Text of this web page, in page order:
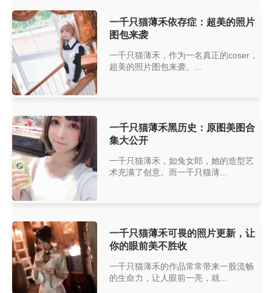
一千只猫薄禾依存症：超美的照片
图包来袭
一千只猫薄禾，作为一名真正的coser，
超美的照片图包来袭。...
一千只猫薄禾黑历史：原图美图合
集大公开
一千只猫薄禾，如兔女郎，她的造型艺
术充满了创意。而一千只猫薄...
一千只猫薄禾可畏的照片更新，让
你的眼前美不胜收
一千只猫薄禾的作品常常带来一股流畅
的生命力，让人眼前一亮，就...